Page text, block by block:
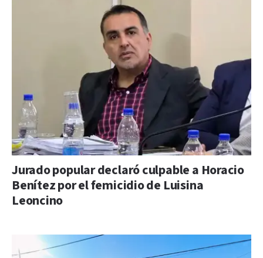
Jurado popular declaró culpable a Horacio
Benítez por el femicidio de Luisina
Leoncino